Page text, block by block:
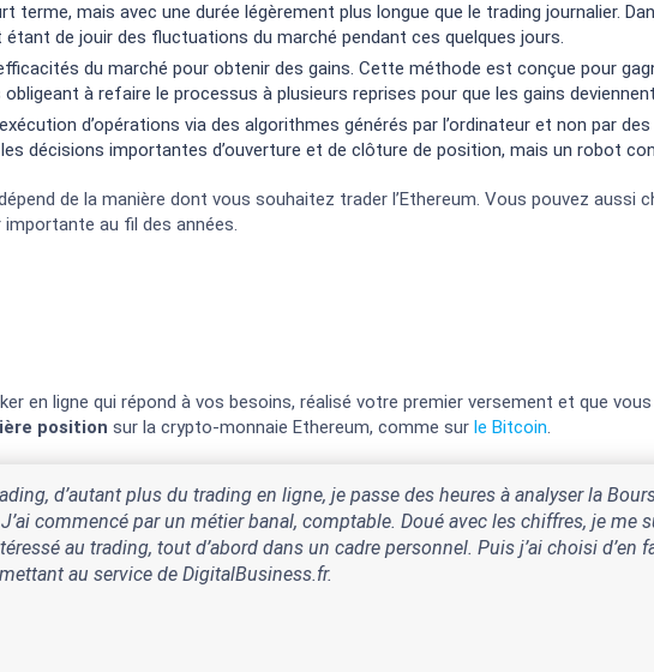
mais avec une durée légèrement plus longue que le trading journalier.
de jouir des fluctuations du marché pendant ces quelques jours.
du marché pour obtenir des gains. Cette méthode est conçue pour
à refaire le processus à plusieurs reprises pour que les gains
d’opérations via des algorithmes générés par l’ordinateur et non par
décisions importantes d’ouverture et de clôture de position, mais un robot
de la manière dont vous souhaitez trader l’Ethereum. Vous pouvez aussi
au fil des années.
en ligne qui répond à vos besoins, réalisé votre premier versement et que
position sur la crypto-monnaie Ethereum, comme sur le Bitcoin.
d’autant plus du trading en ligne, je passe des heures à analyser la
commencé par un métier banal, comptable. Doué avec les chiffres, je me
au trading, tout d’abord dans un cadre personnel. Puis j’ai choisi d’en
au service de DigitalBusiness.fr.